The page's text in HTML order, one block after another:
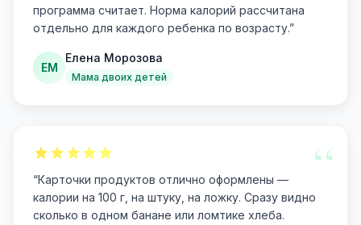
программа считает. Норма калорий рассчитана
отдельно для каждого ребенка по возрасту.”
ЕМ
Елена Морозова
Мама двоих детей
“
“Карточки продуктов отлично оформлены —
калории на 100 г, на штуку, на ложку. Сразу видно
сколько в одном банане или ломтике хлеба.